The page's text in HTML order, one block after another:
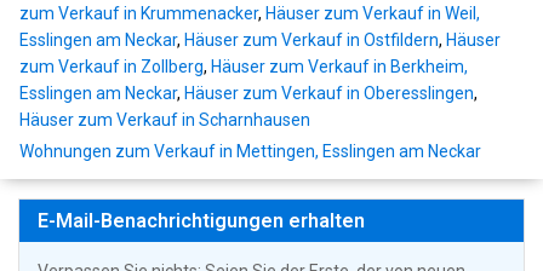
zum Verkauf in Krummenacker, Häuser zum Verkauf in Weil,
Esslingen am Neckar, Häuser zum Verkauf in Ostfildern, Häuser
zum Verkauf in Zollberg, Häuser zum Verkauf in Berkheim,
Esslingen am Neckar, Häuser zum Verkauf in Oberesslingen,
Häuser zum Verkauf in Scharnhausen
Wohnungen zum Verkauf in Mettingen, Esslingen am Neckar
E-Mail-Benachrichtigungen erhalten